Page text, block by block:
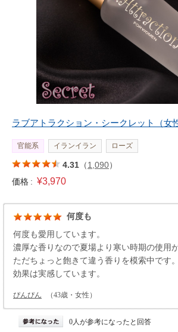
ラブアトラクション・シークレット（女
官能系 イランイラン ローズ
4.31 （1,090）
価格 : ¥3,970
何度も
何度も愛用しています。
濃厚な香りなので夏場より寒い時期の使用
ただちょっと飽きて違う香りを模索中です。
効果は実感しています。
ぴんぴん （43歳・女性）
0人が参考になったと回答